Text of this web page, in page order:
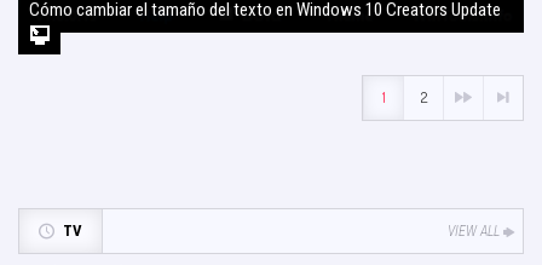
Cómo cambiar el tamaño del texto en Windows 10 Creators Update
1 2
TV VIEW ALL